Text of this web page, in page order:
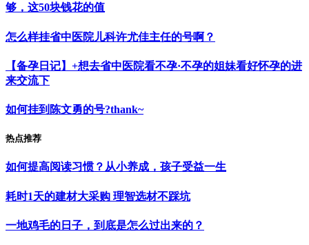
够，这50块钱花的值
怎么样挂省中医院儿科许尤佳主任的号啊？
【备孕日记】+想去省中医院看不孕·不孕的姐妹看好怀孕的进
来交流下
如何挂到陈文勇的号?thank~
热点推荐
如何提高阅读习惯？从小养成，孩子受益一生
耗时1天的建材大采购 理智选材不踩坑
一地鸡毛的日子，到底是怎么过出来的？